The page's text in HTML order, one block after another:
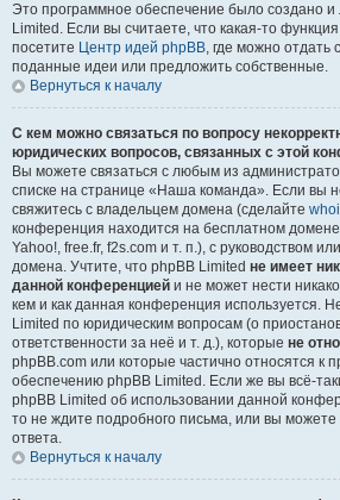
Это программное обеспечение было создано
Limited. Если вы считаете, что какая-то
посетите Центр идей phpBB, где можно отдать
поданные идеи или предложить собственные.
Вернуться к началу
С кем можно связаться по вопросу
юридических вопросов, связанных с этой
Вы можете связаться с любым из
списке на странице «Наша команда». Если вы
свяжитесь с владельцем домена (сделайте
конференция находится на бесплатном
Yahoo!, free.fr, f2s.com и т. п.), с руководством
домена. Учтите, что phpBB Limited не имеет
данной конференцией и не может нести
кем и как данная конференция используется.
Limited по юридическим вопросам (о
ответственности за неё и т. д.), которые не
phpBB.com или которые частично относятся к
обеспечению phpBB Limited. Если же вы всё-
phpBB Limited об использовании данной
то не ждите подробного письма, или вы
ответа.
Вернуться к началу